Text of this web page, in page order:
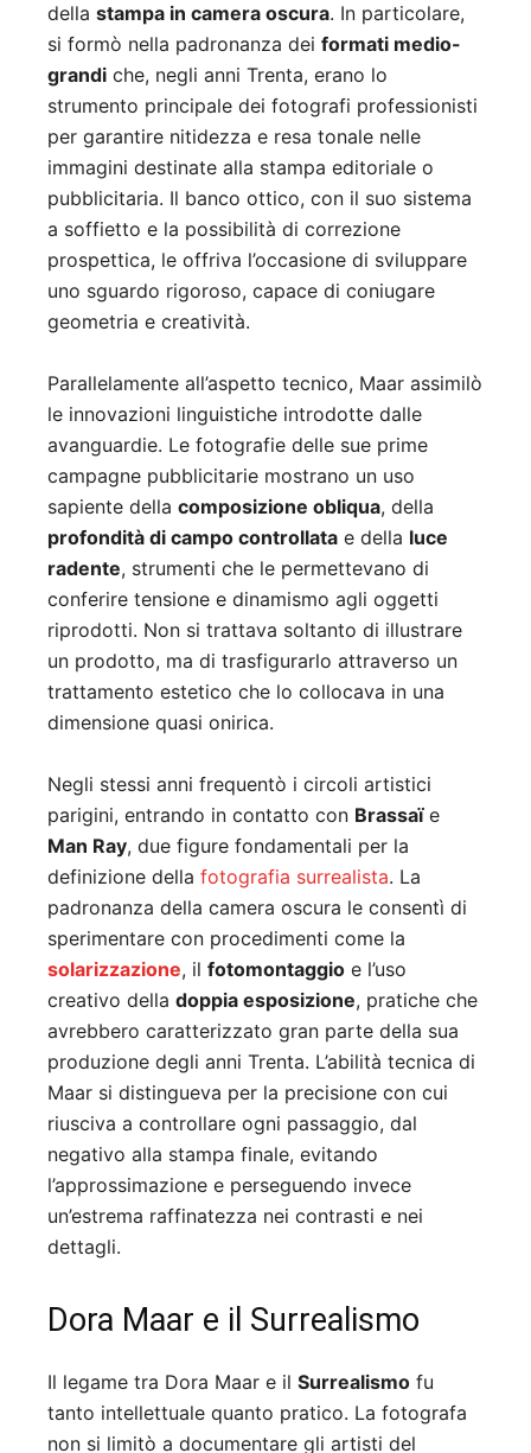
della stampa in camera oscura. In particolare,
si formò nella padronanza dei formati medio-
grandi che, negli anni Trenta, erano lo
strumento principale dei fotografi professionisti
per garantire nitidezza e resa tonale nelle
immagini destinate alla stampa editoriale o
pubblicitaria. Il banco ottico, con il suo sistema
a soffietto e la possibilità di correzione
prospettica, le offriva l’occasione di sviluppare
uno sguardo rigoroso, capace di coniugare
geometria e creatività.
Parallelamente all’aspetto tecnico, Maar assimilò
le innovazioni linguistiche introdotte dalle
avanguardie. Le fotografie delle sue prime
campagne pubblicitarie mostrano un uso
sapiente della composizione obliqua, della
profondità di campo controllata e della luce
radente, strumenti che le permettevano di
conferire tensione e dinamismo agli oggetti
riprodotti. Non si trattava soltanto di illustrare
un prodotto, ma di trasfigurarlo attraverso un
trattamento estetico che lo collocava in una
dimensione quasi onirica.
Negli stessi anni frequentò i circoli artistici
parigini, entrando in contatto con Brassaïe
Man Ray, due figure fondamentali per la
definizione della fotografia surrealista. La
padronanza della camera oscura le consentì di
sperimentare con procedimenti come la
solarizzazione, il fotomontaggio e l’uso
creativo della doppia esposizione, pratiche che
avrebbero caratterizzato gran parte della sua
produzione degli anni Trenta. L’abilità tecnica di
Maar si distingueva per la precisione con cui
riusciva a controllare ogni passaggio, dal
negativo alla stampa finale, evitando
l’approssimazione e perseguendo invece
un’estrema raffinatezza nei contrasti e nei
dettagli.
Dora Maar e il Surrealismo
Il legame tra Dora Maar e il Surrealismo fu
tanto intellettuale quanto pratico. La fotografa
non si limitò a documentare gli artisti del